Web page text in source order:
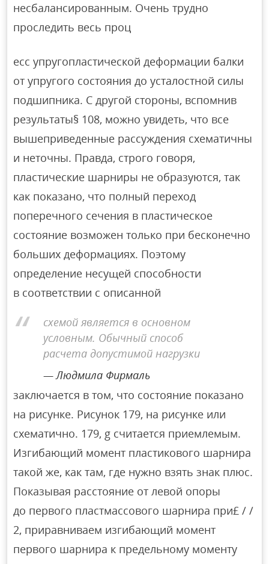
несбалансированным. Очень трудно
проследить весь проц
есс упругопластической деформации балки
от упругого состояния до усталостной силы
подшипника. С другой стороны, вспомнив
результаты§ 108, можно увидеть, что все
вышеприведенные рассуждения схематичны
и неточны. Правда, строго говоря,
пластические шарниры не образуются, так
как показано, что полный переход
поперечного сечения в пластическое
состояние возможен только при бесконечно
больших деформациях. Поэтому
определение несущей способности
в соответствии с описанной
схемой является в основном
условным. Обычный способ
расчета допустимой нагрузки
Людмила Фирмаль
заключается в том, что состояние показано
на рисунке. Рисунок 179, на рисунке или
схематично. 179, g считается приемлемым.
Изгибающий момент пластикового шарнира
такой же, как там, где нужно взять знак плюс.
Показывая расстояние от левой опоры
до первого пластмассового шарнира при£ / /
2, приравниваем изгибающий момент
первого шарнира к предельному моменту